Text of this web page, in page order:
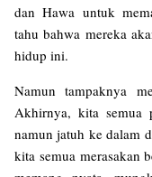
dan Hawa untuk
tahu bahwa mereka
hidup ini.
Namun tampaknya
Akhirnya, kita semua
namun jatuh ke dalam
kita semua merasakan